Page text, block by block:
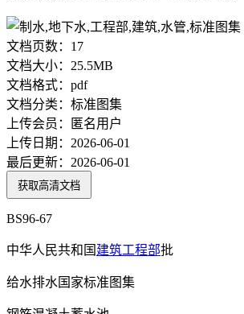
文档页数： 17
文档大小： 25.5MB
文档格式： pdf
文档分类： 标准图集
上传会员：
匿名用户
上传日期： 2026-06-01
最后更新： 2026-06-01
获取高清文档
BS96-67
中华人民共和国 建筑工程部批
给水排水国家标准图集